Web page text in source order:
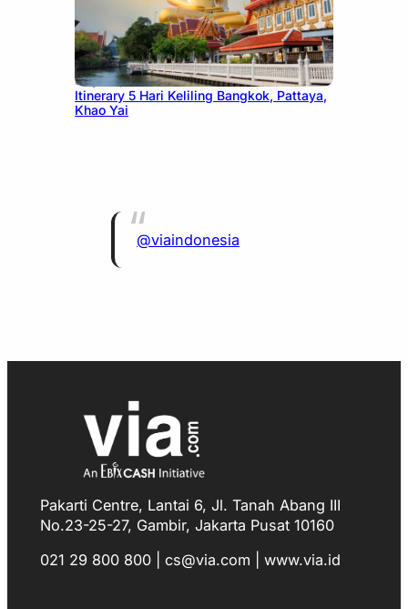
July 20, 2026
Itinerary 5 Hari Keliling Bangkok, Pattaya,
Khao Yai
@viaindonesia
Pakarti Centre, Lantai 6, Jl. Tanah Abang III
No.23-25-27, Gambir, Jakarta Pusat 10160
021 29 800 800 | cs@via.com | www.via.id